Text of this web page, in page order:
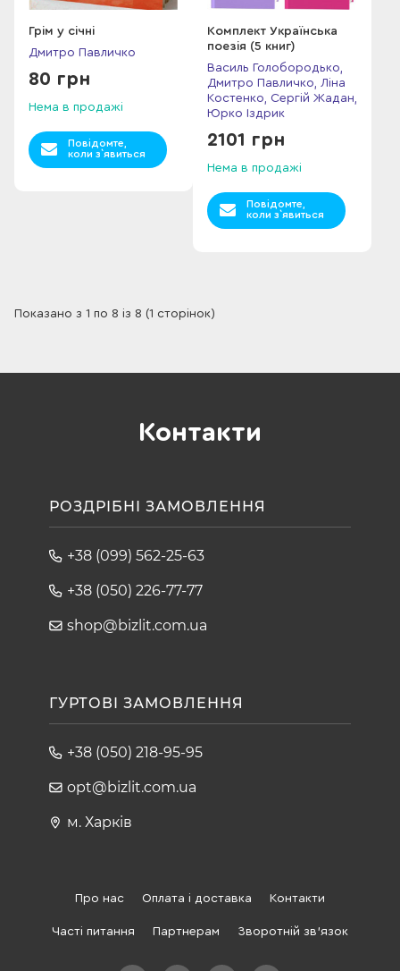
Грім у січні
Дмитро Павличко
80 грн
Нема в продажі
Повідомте,
коли з`явиться
Комплект Українська
поезія (5 книг)
Василь Голобородько,
Дмитро Павличко, Ліна
Костенко, Сергій Жадан,
Юрко Іздрик
2101 грн
Нема в продажі
Повідомте,
коли з`явиться
Показано з 1 по 8 із 8 (1 сторінок)
Контакти
РОЗДРІБНІ ЗАМОВЛЕННЯ
+38 (099) 562-25-63
+38 (050) 226-77-77
shop@bizlit.com.ua
ГУРТОВІ ЗАМОВЛЕННЯ
+38 (050) 218-95-95
opt@bizlit.com.ua
м. Харків
Про нас Оплата і доставка Контакти
Часті питання Партнерам Зворотній зв'язок